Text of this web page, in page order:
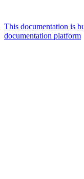
This documentation is
documentation platform